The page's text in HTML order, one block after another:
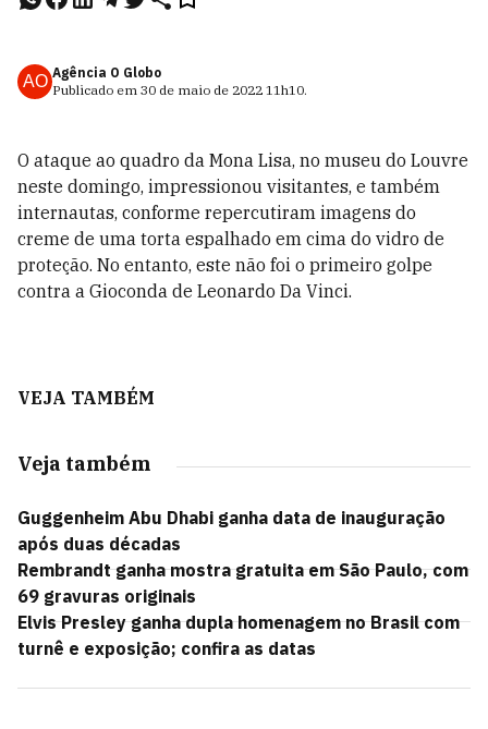
AO Agência O Globo
Publicado em 30 de maio de 2022 11h10.
O ataque ao quadro da Mona Lisa, no museu do Louvre
neste domingo, impressionou visitantes, e também
internautas, conforme repercutiram imagens do
creme de uma torta espalhado em cima do vidro de
proteção. No entanto, este não foi o primeiro golpe
contra a Gioconda de Leonardo Da Vinci.
VEJA TAMBÉM
Veja também
Guggenheim Abu Dhabi ganha data de inauguração
após duas décadas
Rembrandt ganha mostra gratuita em São Paulo, com
69 gravuras originais
Elvis Presley ganha dupla homenagem no Brasil com
turnê e exposição; confira as datas